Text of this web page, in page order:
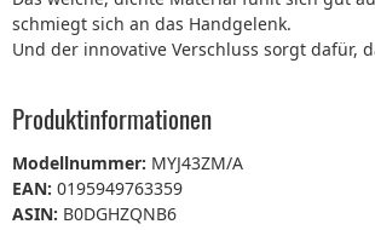
schmiegt sich an das Handgelenk.
Und der innovative Verschluss sorgt dafür,
Produktinformationen
Modellnummer: MYJ43ZM/A
EAN: 0195949763359
ASIN: B0DGHZQNB6